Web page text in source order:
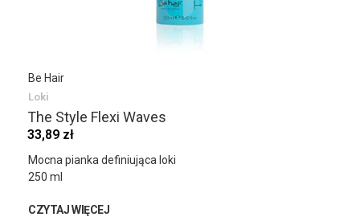
Be Hair
Loki
The Style Flexi Waves
33,89 zł
Mocna pianka definiująca loki
250 ml
CZYTAJ WIĘCEJ